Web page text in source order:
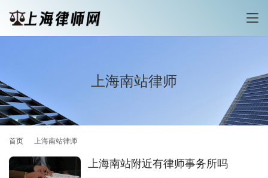
上海南站律师
首页 上海南站律师
上海南站附近有律师事务所吗